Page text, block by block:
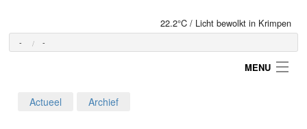
22.2°C / Licht bewolkt in Krimpen
- -
MENU
Actueel Archief